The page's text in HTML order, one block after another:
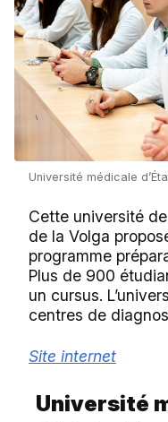
Université médicale
Cette université
de la Volga
programme
Plus de 900
un cursus.
centres de
Site internet
Université